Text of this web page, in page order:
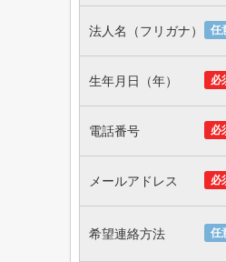
任
法人名（フリガナ）
必
生年月日（年）
必
電話番号
必
メールアドレス
任
希望連絡方法